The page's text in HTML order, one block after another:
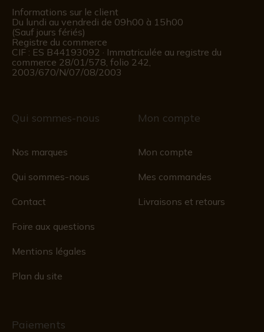
Informations sur le client
Du lundi au vendredi de 09h00 à 15h00
(Sauf jours fériés)
Registre du commerce
CIF : ES B44193092 · Immatriculée au registre du
commerce 28/01/578, folio 242,
2003/670/N/07/08/2003
Qui sommes-nous
Nos marques
Qui sommes-nous
Contact
Foire aux questions
Mentions légales
Plan du site
Mon compte
Mon compte
Mes commandes
Livraisons et retours
Paiements